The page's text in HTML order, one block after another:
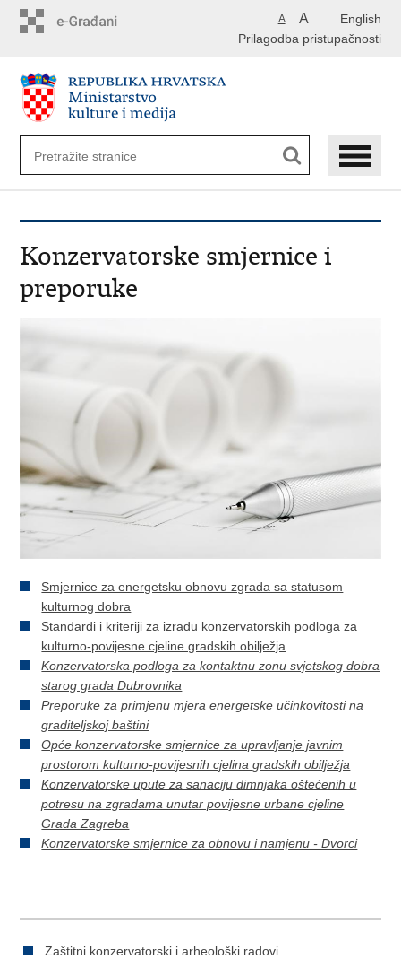
English
A A
Prilagodba pristupačnosti
Konzervatorske smjernice i
preporuke
Smjernice za energetsku obnovu zgrada sa statusom
kulturnog dobra
Standardi i kriteriji za izradu konzervatorskih podloga za
kulturno-povijesne cjeline gradskih obilježja
Konzervatorska podloga za kontaktnu zonu svjetskog dobra
starog grada Dubrovnika
Preporuke za primjenu mjera energetske učinkovitosti na
graditeljskoj baštini
Opće konzervatorske smjernice za upravljanje javnim
prostorom kulturno-povijesnih cjelina gradskih obilježja
Konzervatorske upute za sanaciju dimnjaka oštećenih u
potresu na zgradama unutar povijesne urbane cjeline
Grada Zagreba
Konzervatorske smjernice za obnovu i namjenu - Dvorci
Zaštitni konzervatorski i arheološki radovi